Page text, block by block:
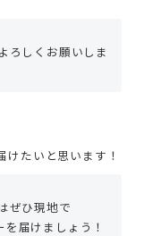
ろしくお願いしま
けたいと思います！
ぜひ現地で
を届けましょう！